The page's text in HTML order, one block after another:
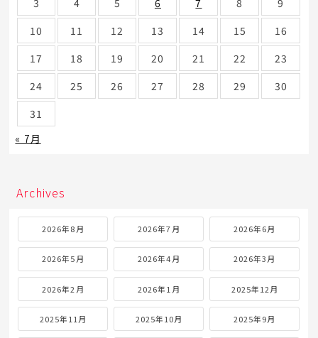
3
4 5 6 7 8
9
10
11 12 13 14 15
16
17
18 19 20 21 22
23
24
25 26 27 28 29
30
31
« 7月
Archives
2026年8月 2026年7月 2026年6月
2026年5月 2026年4月 2026年3月
2026年2月 2026年1月 2025年12月
2025年11月 2025年10月 2025年9月